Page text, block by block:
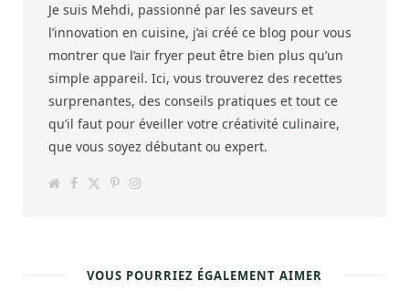
Je suis Mehdi, passionné par les saveurs et
l’innovation en cuisine, j’ai créé ce blog pour vous
montrer que l’air fryer peut être bien plus qu’un
simple appareil. Ici, vous trouverez des recettes
surprenantes, des conseils pratiques et tout ce
qu’il faut pour éveiller votre créativité culinaire,
que vous soyez débutant ou expert.
F
P
s
I
a
VOUS POURRIEZ ÉGALEMENT AIMER